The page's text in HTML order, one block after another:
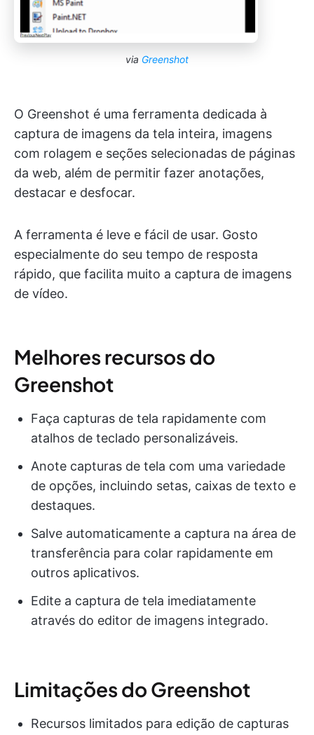
via Greenshot
O Greenshot é uma ferramenta dedicada à
captura de imagens da tela inteira, imagens
com rolagem e seções selecionadas de páginas
da web, além de permitir fazer anotações,
destacar e desfocar.
A ferramenta é leve e fácil de usar. Gosto
especialmente do seu tempo de resposta
rápido, que facilita muito a captura de imagens
de vídeo.
Melhores recursos do
Greenshot
Faça capturas de tela rapidamente com
atalhos de teclado personalizáveis.
Anote capturas de tela com uma variedade
de opções, incluindo setas, caixas de texto e
destaques.
Salve automaticamente a captura na área de
transferência para colar rapidamente em
outros aplicativos.
Edite a captura de tela imediatamente
através do editor de imagens integrado.
Limitações do Greenshot
Recursos limitados para edição de capturas